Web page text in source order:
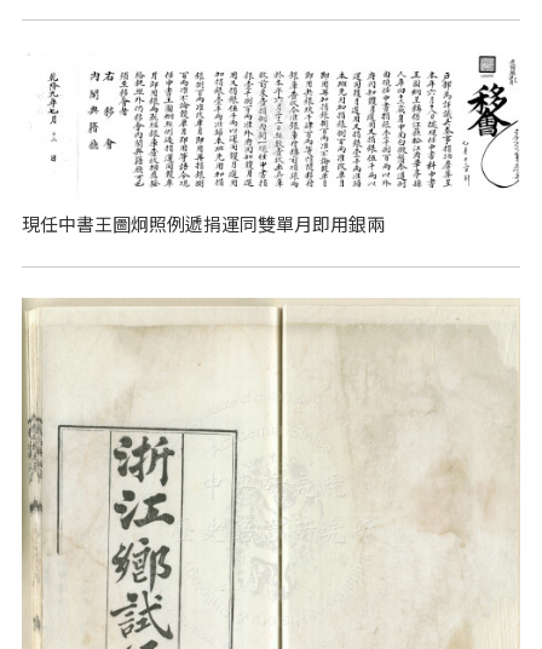
現任中書王圖炯照例遞捐運同雙單月即用銀兩